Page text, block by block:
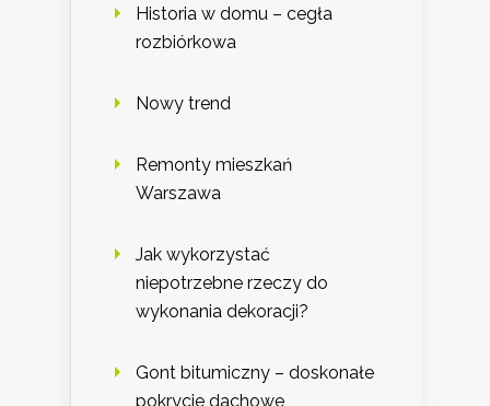
Historia w domu – cegła
rozbiórkowa
Nowy trend
Remonty mieszkań
Warszawa
Jak wykorzystać
niepotrzebne rzeczy do
wykonania dekoracji?
Gont bitumiczny – doskonałe
pokrycie dachowe